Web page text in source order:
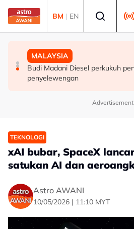
Skip to main content
BM | EN
DUNIA
Suhu melebihi 40 darjah Celsius
dua bandar lain
MALAYSIA
Renjatan elektrik: Bedah siasat
selesai
MALAYSIA
Budi Madani Diesel perkukuh
penyelewengan
Advertisement
TEKNOLOGI
xAI bubar, SpaceX
satukan AI dan
Astro AWANI
10/05/2026 | 11:10 MYT